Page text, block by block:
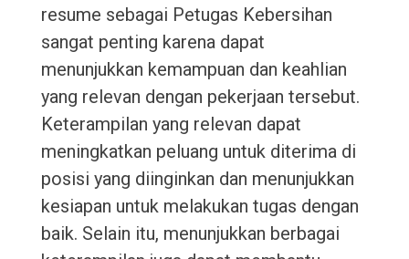
resume sebagai Petugas Kebersihan
sangat penting karena dapat
menunjukkan kemampuan dan keahlian
yang relevan dengan pekerjaan tersebut.
Keterampilan yang relevan dapat
meningkatkan peluang untuk diterima di
posisi yang diinginkan dan menunjukkan
kesiapan untuk melakukan tugas dengan
baik. Selain itu, menunjukkan berbagai